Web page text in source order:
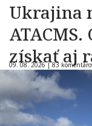
Ukrajina
ATACMS.
získať aj
09. 08. 2026 |83